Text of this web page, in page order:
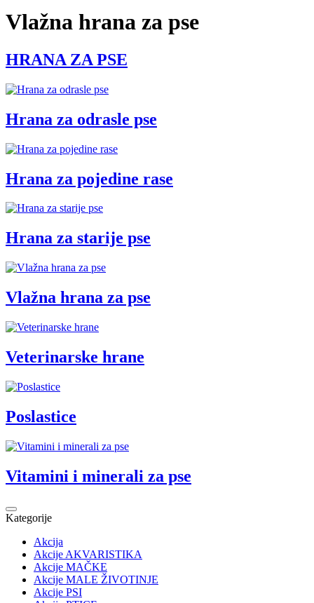
Vlažna hrana za pse
HRANA ZA PSE
Hrana za odrasle pse
Hrana za pojedine rase
Hrana za starije pse
Vlažna hrana za pse
Veterinarske hrane
Poslastice
Vitamini i minerali za pse
Kategorije
Akcija
Akcije AKVARISTIKA
Akcije MAČKE
Akcije MALE ŽIVOTINJE
Akcije PSI